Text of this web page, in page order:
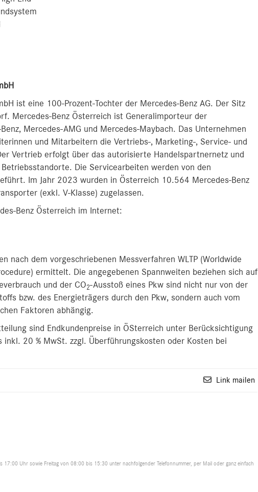
ist eine 100-Prozent-Tochter der Mercedes-Benz AG. Der Sitz
Mercedes-Benz Österreich ist Generalimporteur der
Mercedes-AMG und Mercedes-Maybach. Das Unternehmen
und Mitarbeitern die Vertriebs-, Marketing-, Service- und
Vertrieb erfolgt über das autorisierte Handelspartnernetz und
Die Servicearbeiten werden von den
Im Jahr 2023 wurden in Österreich 10.564 Mercedes-Benz
(exkl. V-Klasse) zugelassen.
Benz Österreich im Internet:
nach dem vorgeschriebenen Messverfahren WLTP (Worldwide
ermittelt. Die angegebenen Spannweiten beziehen sich auf
und der CO2-Ausstoß eines Pkw sind nicht nur von der
bzw. des Energieträgers durch den Pkw, sondern auch vom
Faktoren abhängig.
sind Endkundenpreise in ÖSterreich unter Berücksichtigung
20 % MwSt. zzgl. Überführungskosten oder Kosten bei
Link mailen
Uhr sowie Freitag von 08:00 bis 15:30 unter nachfolgender Telefonnummer, per Mail oder ganz einfach